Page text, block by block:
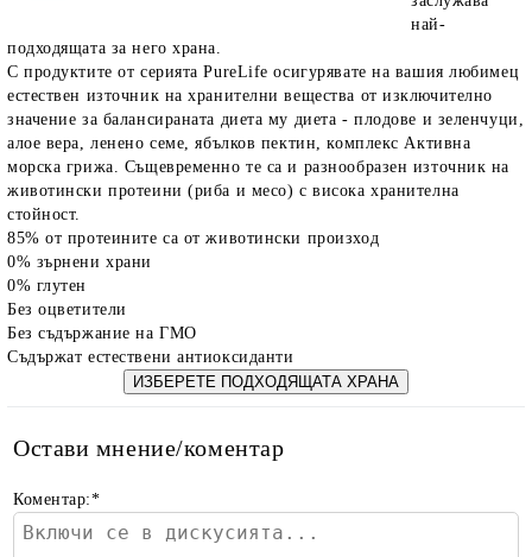
Flatazor,
най-
подходящата за него храна.
С продуктите от серията PureLife осигурявате на вашия любимец
естествен източник на хранителни вещества от изключително
значение за балансираната диета му диета - плодове и зеленчуци,
алое вера, ленено семе, ябълков пектин, комплекс Активна
морска грижа. Същевременно те са и разнообразен източник на
животински протеини (риба и месо) с висока хранителна
стойност.
85% от протеините са от животински произход
0% зърнени храни
0% глутен
Без оцветители
Без съдържание на ГМО
Съдържат естествени антиоксиданти
ИЗБЕРЕТЕ ПОДХОДЯЩАТА ХРАНА
Остави мнение/коментар
Коментар:*